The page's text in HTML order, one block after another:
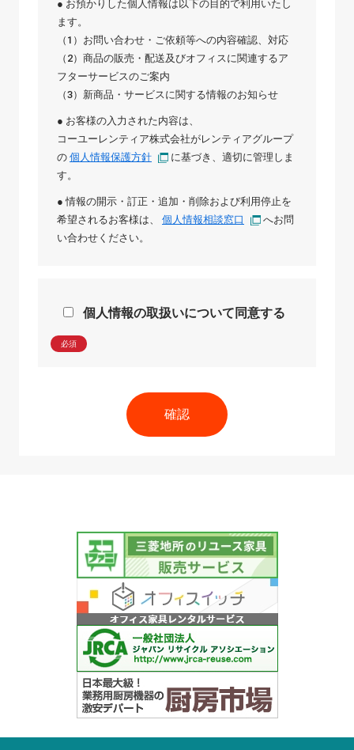
● お預かりした個人情報は以下の目的で利用いたし
ます。
（1）お問い合わせ・ご依頼等への内容確認、対応
（2）商品の販売・配送及びオフィスに関連するア
フターサービスのご案内
（3）新商品・サービスに関する情報のお知らせ
● お客様の入力された内容は、
コーユーレンティア株式会社がレンティアグループ
の 個人情報保護方針
に基づき、適切に管理しま
す。
● 情報の開示・訂正・追加・削除および利用停止を
希望されるお客様は、 個人情報相談窓口
へお問
い合わせください。
個人情報の取扱いについて同意する
必須